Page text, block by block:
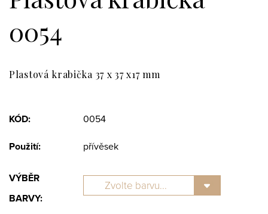
0054
Plastová krabička 37 x 37 x17 mm
KÓD: 0054
Použití: přívěsek
VÝBĚR
BARVY: